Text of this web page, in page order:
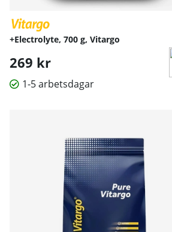
+Electrolyte, 700 g, Vitargo
269 kr
1-5 arbetsdagar